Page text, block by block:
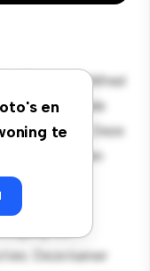
en
te
in Boulevard Alfred
comfortabele
leefruimte. Deze
bed, een
de
tot
Deze kamer